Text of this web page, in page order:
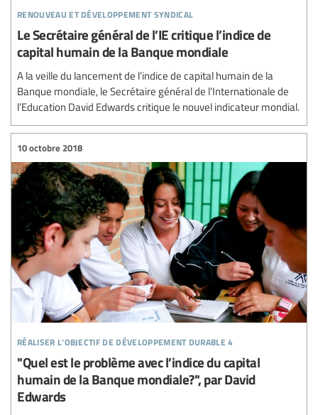
renouveau et développement syndical
Le Secrétaire général de l’IE critique l’indice de
capital humain de la Banque mondiale
A la veille du lancement de l’indice de capital humain de la
Banque mondiale, le Secrétaire général de l’Internationale de
l’Education David Edwards critique le nouvel indicateur mondial.
réaliser l’objectif de développement durable 4
10 octobre 2018
"Quel est le problème avec l’indice du capital
humain de la Banque mondiale?", par David
Edwards